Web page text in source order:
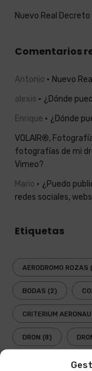
Nuevo Real
Comentarios
Antonio
Nuevo
alexis
¿Dónde
Enrique
¿Dónde
VOLAIR®,
fotografías de mi
Vimeo?
Mario
¿Puedo
redes sociales,
Etiquetas
AERODROMO ROZAS
BODAS (2)
CRITERIUM
DRON (8)